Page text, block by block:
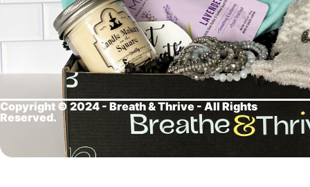
Copyright © 2024 - Breath &Thrive - All Rights
Reserved.